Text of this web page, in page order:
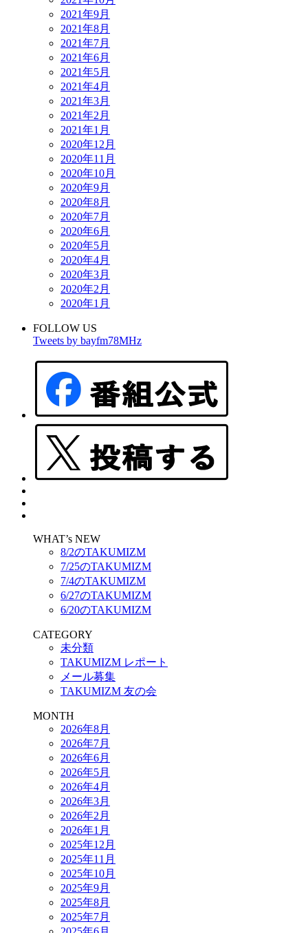
2021年9月
2021年8月
2021年7月
2021年6月
2021年5月
2021年4月
2021年3月
2021年2月
2021年1月
2020年12月
2020年11月
2020年10月
2020年9月
2020年8月
2020年7月
2020年6月
2020年5月
2020年4月
2020年3月
2020年2月
2020年1月
FOLLOW US
Tweets by bayfm78MHz
WHAT’s NEW
8/2のTAKUMIZM
7/25のTAKUMIZM
7/4のTAKUMIZM
6/27のTAKUMIZM
6/20のTAKUMIZM
CATEGORY
未分類
TAKUMIZM レポート
メール募集
TAKUMIZM 友の会
MONTH
2026年8月
2026年7月
2026年6月
2026年5月
2026年4月
2026年3月
2026年2月
2026年1月
2025年12月
2025年11月
2025年10月
2025年9月
2025年8月
2025年7月